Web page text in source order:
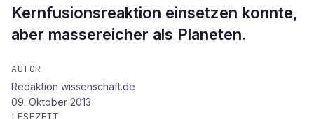
Kernfusionsreaktion einsetzen konnte,
aber massereicher als Planeten.
AUTOR
Redaktion wissenschaft.de
09. Oktober 2013
LESEZEIT